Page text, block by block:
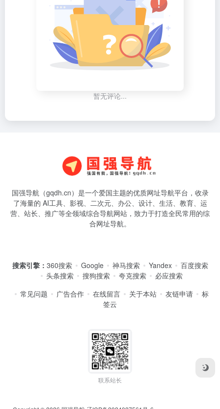
暂无评论...
国强导航（gqdh.cn）是一个爱国主题的优质网址导航平台，收录
了海量的 AI工具、影视、二次元、办公、设计、生活、教育、运
营、站长、推广等全领域综合导航网站，致力于打造全民常用的综
合网址导航。
搜索引擎： 360搜索 Google 神马搜索 Yandex
百度搜索
头条搜索
搜狗搜索 夸克搜索
必应搜索
常见问题
广告合作 在线留言 关于本站 友链申请
标
签云
联系站长